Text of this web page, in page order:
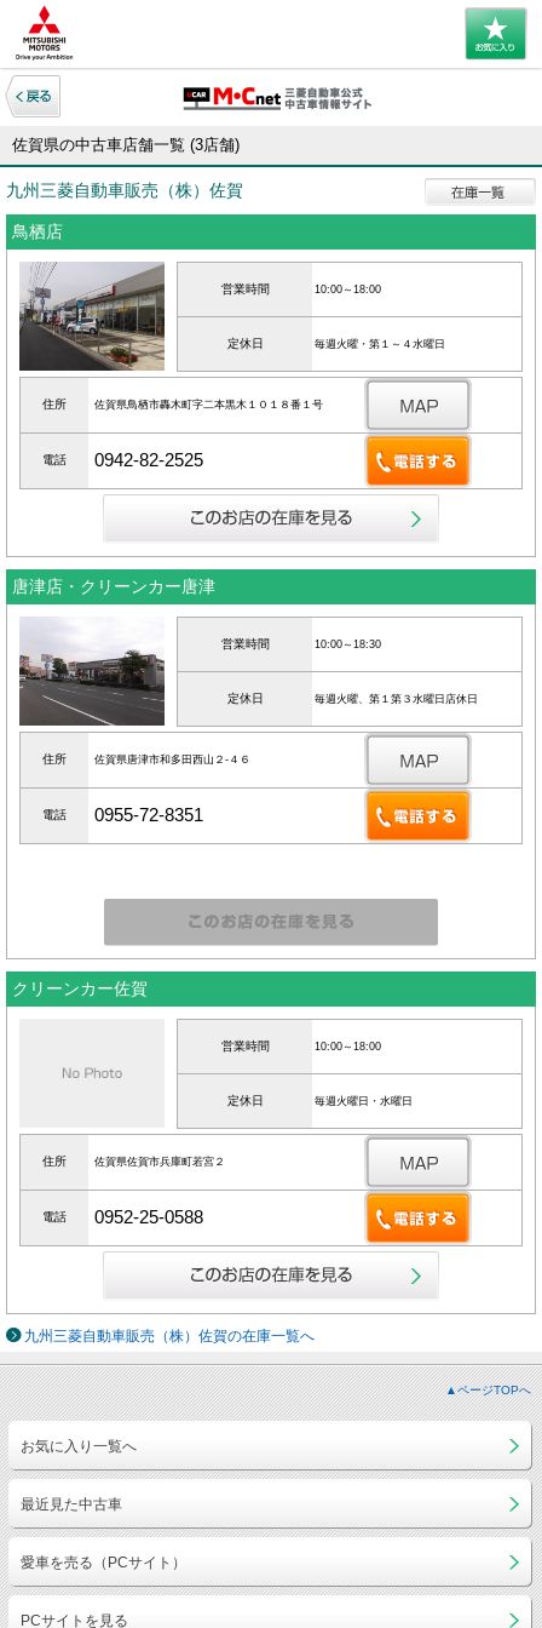
佐賀県の中古車店舗一覧 (3店舗)
九州三菱自動車販売（株）佐賀
鳥栖店
営業時間 10:00～18:00
定休日 毎週火曜・第１～４水曜日
住所 佐賀県鳥栖市轟木町字二本黒木１０１８番１号
電話 0942-82-2525
唐津店・クリーンカー唐津
営業時間 10:00～18:30
定休日 毎週火曜、第１第３水曜日店休日
住所 佐賀県唐津市和多田西山２‐４６
電話 0955-72-8351
クリーンカー佐賀
営業時間 10:00～18:00
定休日 毎週火曜日・水曜日
住所 佐賀県佐賀市兵庫町若宮２
電話 0952-25-0588
九州三菱自動車販売（株）佐賀の在庫一覧へ
▲ページTOPへ
お気に入り一覧へ
最近見た中古車
愛車を売る（PCサイト）
PCサイトを見る